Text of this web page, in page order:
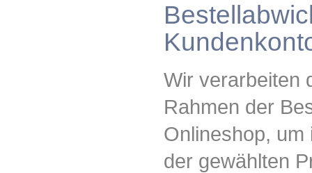
Wir verarbeiten
Rahmen der
Onlineshop, um
der gewählten